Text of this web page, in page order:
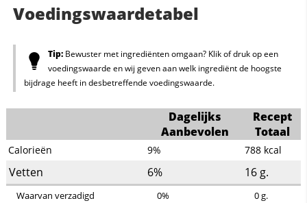
Voedingswaardetabel
Tip:Bewuster met ingrediënten omgaan? Klik of druk op een
voedingswaarde en wij geven aan welk ingrediënt de hoogste
bijdrage heeft in desbetreffende voedingswaarde.
Dagelijks
Aanbevolen
Recept
Totaal
Calorieën 9% 788 kcal
Vetten 6% 16 g.
Waarvan verzadigd 0% 0g.